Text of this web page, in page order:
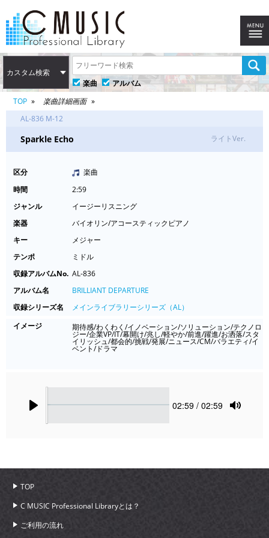
カスタム検索
楽曲
アルバム
TOP
楽曲詳細画面
AL-836 M-12
Sparkle Echo ライトVer.
区分
楽曲
時間
2:59
ジャンル
イージーリスニング
楽器
バイオリン/アコースティックピアノ
キー
メジャー
テンポ
ミドル
収録アルバムNo. AL-836
アルバム名
BRILLIANT DEPARTURE
収録シリーズ名
メインライブラリーシリーズ（AL）
イメージ
期待感/わくわく/イノベーション/ソリューション/テクノロ
ジー/企業VP/IT/幕開け/兆し/軽やか/前進/躍進/お洒落/スタ
イリッシュ/都会的/挑戦/発展/ニュース/CM/バラエティ/イ
ベント/ドラマ
Current
02:59 / 02:59
TOP
C MUSIC Professional Libraryとは？
ご利用の流れ